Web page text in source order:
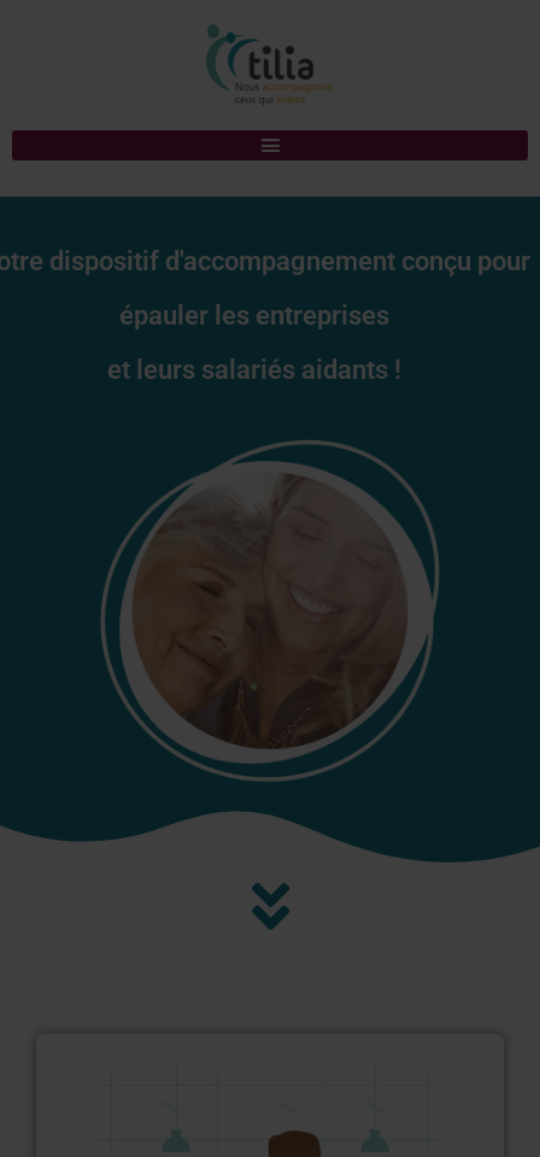
dispositif d'accompagnement conçu pour
épauler les entreprises
et leurs salariés aidants !